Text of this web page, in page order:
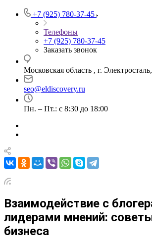
+7 (925) 780-37-45
Телефоны
+7 (925) 780-37-45
Заказать звонок
Московская область , г.
seo@eldiscovery.ru
Пн. – Пт.: с 8:30 до 18:00
Взаимодействие с
лидерами мнений:
бизнеса